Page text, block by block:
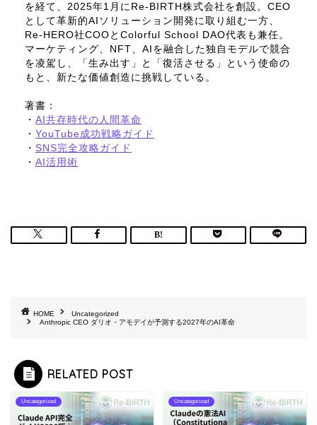
を経て、2025年1月にRe-BIRTH株式会社を創設。CEO
として革新的AIソリューション開発に取り組む一方、
Re-HERO社COOとColorful School DAO代表も兼任。
マーケティング、NFT、AIを融合した独自モデルで競合
を凌駕し、「生み出す」と「復活させる」という使命の
もと、新たな価値創造に挑戦している。
著書：
・ AI共存時代の人間革命
・ YouTube成功戦略ガイド
・ SNS完全攻略ガイド
・ AI活用術
HOME
Uncategorized
Anthropic CEO ダリオ・アモデイが予測する2027年のAI革命
RELATED POST
Uncategorized Uncategorized